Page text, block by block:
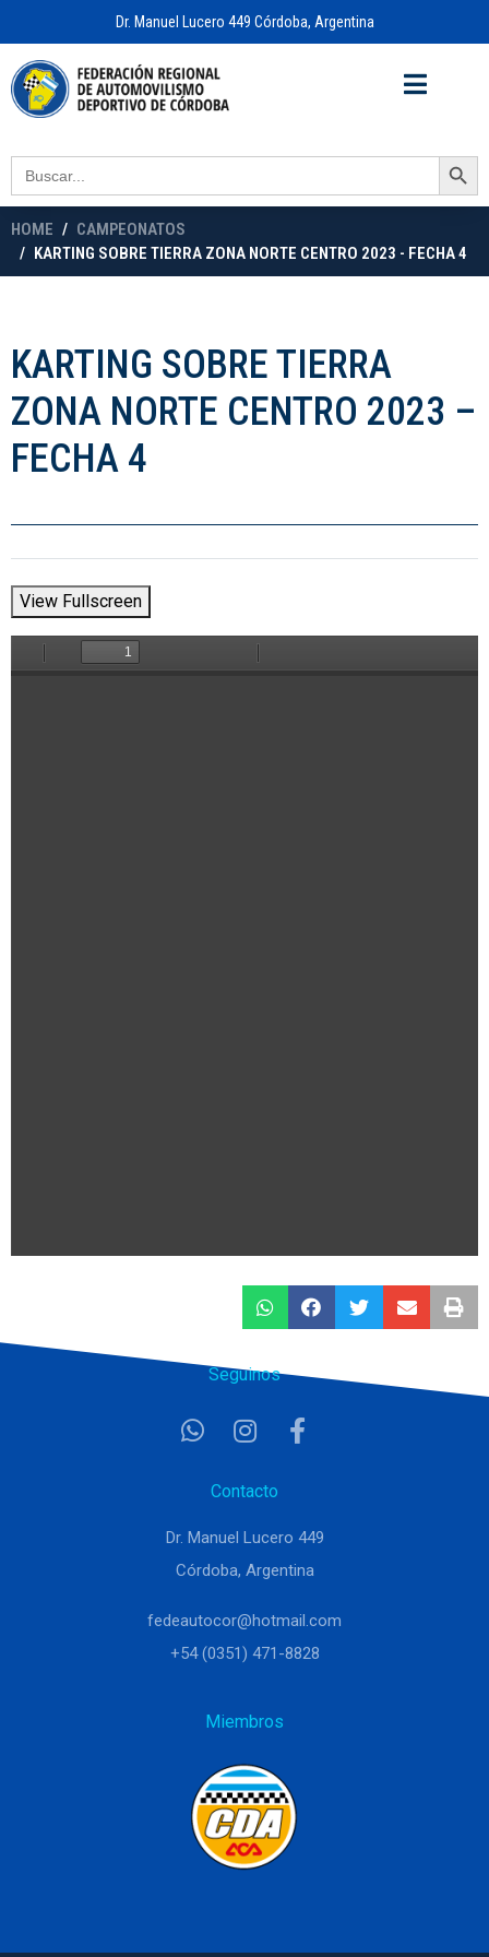
Dr. Manuel Lucero 449 Córdoba, Argentina
Search
for:
Search Button
HOME
CAMPEONATOS
KARTING SOBRE TIERRA ZONA NORTE CENTRO 2023 - FECHA 4
KARTING SOBRE TIERRA
ZONA NORTE CENTRO 2023 –
FECHA 4
View Fullscreen
Seguinos
Contacto
Dr. Manuel Lucero 449
Córdoba, Argentina
fedeautocor@hotmail.com
+54 (0351) 471-8828
Miembros